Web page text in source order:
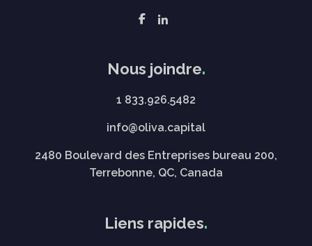
Nous joindre
1 833.926.5482
info@oliva.capital
2480 Boulevard des Entreprises bureau 200,
Terrebonne, QC, Canada
Liens rapides